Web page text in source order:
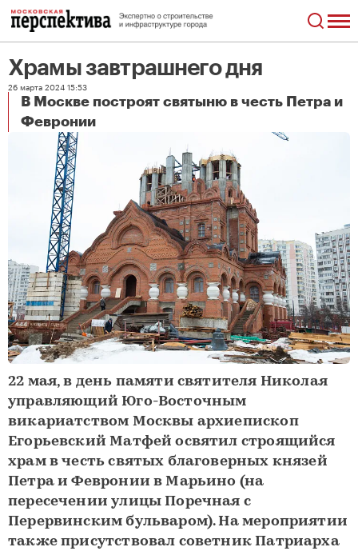
Храмы завтрашнего дня
26 марта 2024 15:53
В Москве построят святыню в честь Петра и
Февронии
Храмы завтрашнего дня
22 мая, в день памяти святителя Николая
управляющий Юго-Восточным
викариатством Москвы архиепископ
Егорьевский Матфей освятил строящийся
храм в честь святых благоверных князей
Петра и Февронии в Марьино (на
пересечении улицы Поречная с
Перервинским бульваром). На мероприятии
также присутствовал советник Патриарха